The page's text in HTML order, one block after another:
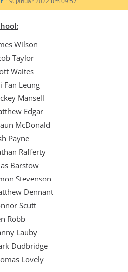
Wilson
Taylor
Waites
Fan Leung
Mansell
Edgar
McDonald
Payne
Rafferty
Barstow
Stevenson
Dennant
Scutt
Robb
Lauby
Dudbridge
Lovely